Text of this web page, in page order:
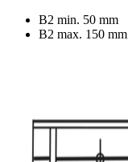
B2 min. 50 mm
B2 max. 150 mm